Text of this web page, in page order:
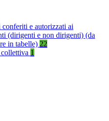
e autorizzati ai
(dirigenti e non dirigenti) (da
in tabelle) 22
1